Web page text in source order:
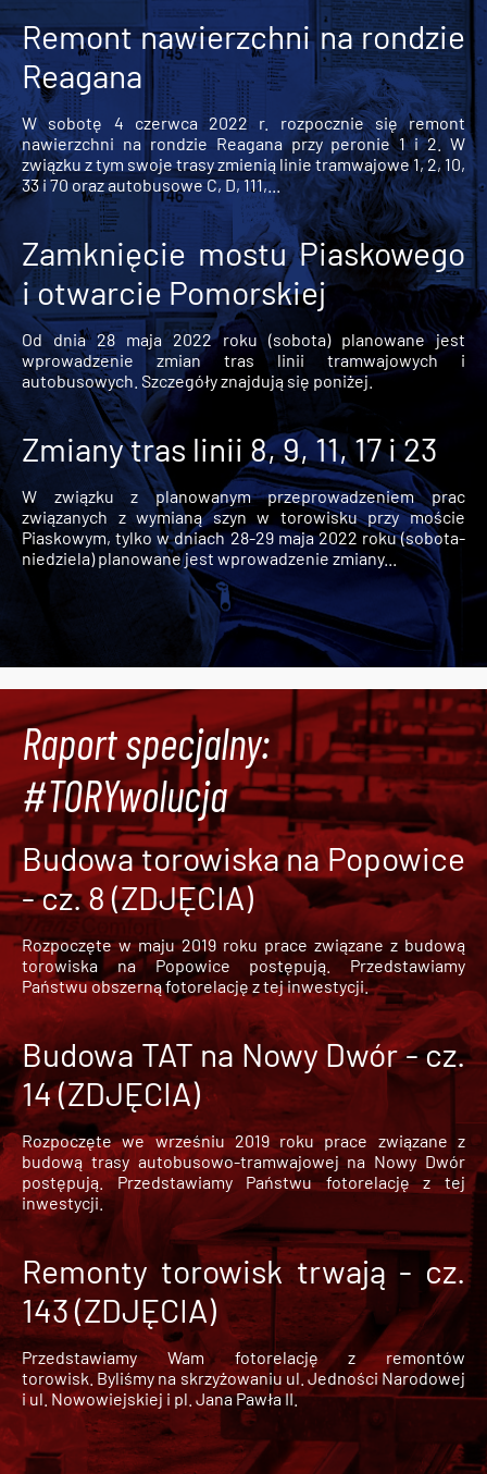
Remont nawierzchni na rondzie
Reagana
W sobotę 4 czerwca 2022 r. rozpocznie się remont
nawierzchni na rondzie Reagana przy peronie 1 i 2. W
związku z tym swoje trasy zmienią linie tramwajowe 1, 2, 10,
33 i 70 oraz autobusowe C, D, 111,...
Zamknięcie mostu Piaskowego
i otwarcie Pomorskiej
Od dnia 28 maja 2022 roku (sobota) planowane jest
wprowadzenie zmian tras linii tramwajowych i
autobusowych. Szczegóły znajdują się poniżej.
Zmiany tras linii 8, 9, 11, 17 i 23
W związku z planowanym przeprowadzeniem prac
związanych z wymianą szyn w torowisku przy moście
Piaskowym, tylko w dniach 28-29 maja 2022 roku (sobota-
niedziela) planowane jest wprowadzenie zmiany...
Raport specjalny:
#TORYwolucja
Budowa torowiska na Popowice
- cz. 8 (ZDJĘCIA)
Rozpoczęte w maju 2019 roku prace związane z budową
torowiska na Popowice
postępują. Przedstawiamy
Państwu obszerną fotorelację z tej inwestycji.
Budowa TAT na Nowy Dwór - cz.
14 (ZDJĘCIA)
Rozpoczęte we wrześniu 2019 roku prace związane z
budową trasy autobusowo-tramwajowej na Nowy Dwór
postępują. Przedstawiamy Państwu fotorelację z tej
inwestycji.
Remonty torowisk trwają - cz.
143 (ZDJĘCIA)
Przedstawiamy Wam fotorelację z remontów
torowisk. Byliśmy na skrzyżowaniu ul. Jedności Narodowej
i ul. Nowowiejskiej i pl. Jana Pawła II.